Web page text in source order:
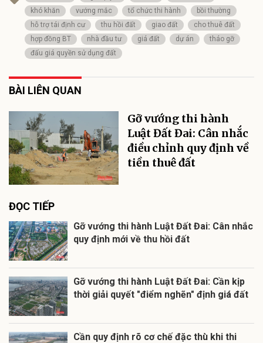
khó khăn
vướng mắc tổ chức thi hành
bồi thường
hỗ trợ tái định cư
thu hồi đất giao đất
cho thuê đất
hợp đồng BT
nhà đầu tư giá đất dự án
tháo gỡ
đấu giá quyền sử dụng đất
BÀI LIÊN QUAN
Gỡ vướng thi hành
Luật Đất Đai: Cân nhắc
điều chỉnh quy định về
tiền thuê đất
ĐỌC TIẾP
Gỡ vướng thi hành Luật Đất Đai: Cân nhắc
quy định mới về thu hồi đất
Gỡ vướng thi hành Luật Đất Đai: Cần kịp
thời giải quyết "điểm nghẽn" định giá đất
Cần quy định rõ cơ chế đặc thù khi thi